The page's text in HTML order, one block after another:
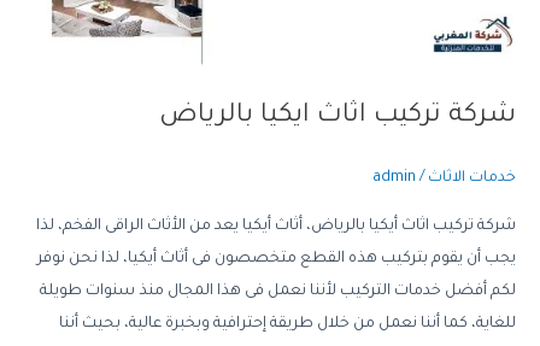
شركة تركيب اثاث ايكيا بالرياض
خدمات الاثاث /
admin
شركة تركيب اثاث أيكيا بالرياض، أثاث أيكيا يعد من الأثاث الراقى الفخم، لذا
يجب أن يقوم بتركيب هذه القطع متخصصون فى أثاث أيكيا، لذا نحن نوفر
لكم أفضل خدمات التركيب لأننا نعمل فى هذا المجال منذ سنوات طويلة
للغاية، كما أننا نعمل من خلال طريقة إحترافية وبخبرة عالية، بحيث أننا